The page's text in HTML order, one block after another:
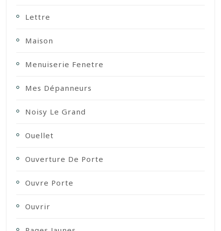
Lettre
Maison
Menuiserie Fenetre
Mes Dépanneurs
Noisy Le Grand
Ouellet
Ouverture De Porte
Ouvre Porte
Ouvrir